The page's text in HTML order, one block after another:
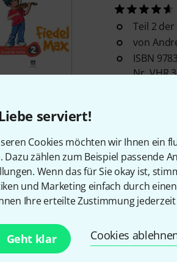
serviert!
Cookies möchten wir Ihnen ein
Dazu zählen zum Beispiel passende
Wenn das für Sie okay ist,
und Marketing einfach durch einen
Ihre erteilte Zustimmung
Geht klar Cookies
Teil 2
von
ISBN
Nr. VHR
Gefällt Ihnen, was